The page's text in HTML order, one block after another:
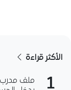
الأكثر قراءة
1
ملف مدرب